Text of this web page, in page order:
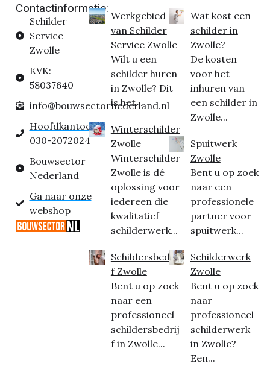
Contactinformatie:
Schilder
Service
Zwolle
KVK:
58037640
info@bouwsectornederland.nl
Hoofdkantoor:
030-2072024
Bouwsector
Nederland
Ga naar onze
webshop
Werkgebied
van Schilder
Service Zwolle
Wilt u een
schilder huren
in Zwolle? Dit
is het...
Winterschilder
Zwolle
Winterschilder
Zwolle is dé
oplossing voor
iedereen die
kwalitatief
schilderwerk...
Schildersbedrij
f Zwolle
Bent u op zoek
naar een
professioneel
schildersbedrij
f in Zwolle...
Wat kost een
schilder in
Zwolle?
De kosten
voor het
inhuren van
een schilder in
Zwolle...
Spuitwerk
Zwolle
Bent u op zoek
naar een
professionele
partner voor
spuitwerk...
Schilderwerk
Zwolle
Bent u op zoek
naar
professioneel
schilderwerk
in Zwolle?
Een...